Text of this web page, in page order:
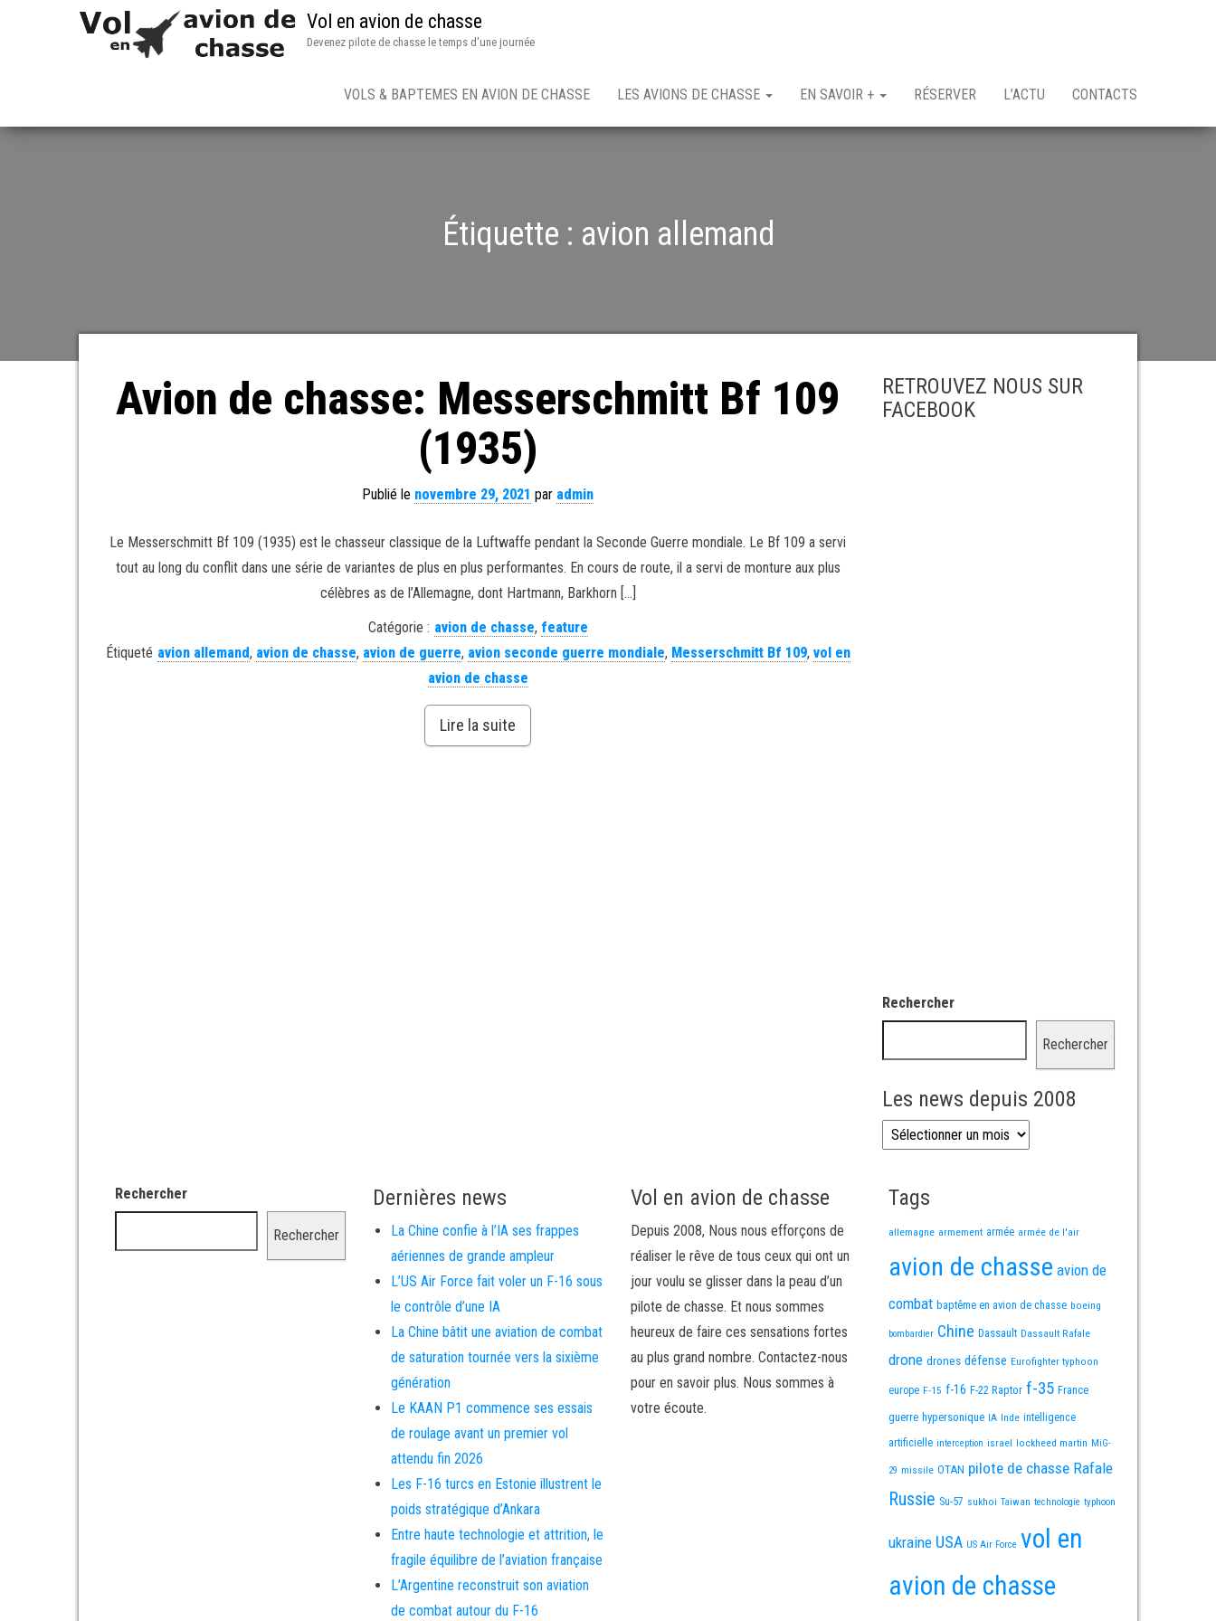
Vol en avion de chasse
Devenez pilote de chasse le temps d'une journée
VOLS & BAPTEMES EN AVION DE CHASSE LES AVIONS DE CHASSE EN SAVOIR + RÉSERVER L’ACTU CONTACTS
Étiquette : avion allemand
Avion de chasse: Messerschmitt Bf 109
(1935)
Publié le novembre 29, 2021 par admin
Le Messerschmitt Bf 109 (1935) est le chasseur classique de la Luftwaffe pendant la Seconde Guerre mondiale. Le Bf 109 a servi
tout au long du conflit dans une série de variantes de plus en plus performantes. En cours de route, il a servi de monture aux plus
célèbres as de l’Allemagne, dont Hartmann, Barkhorn […]
Catégorie : avion de chasse, feature
Étiqueté avion allemand, avion de chasse, avion de guerre, avion seconde guerre mondiale, Messerschmitt Bf 109, vol en
avion de chasse
Lire la suite
RETROUVEZ NOUS SUR
FACEBOOK
Rechercher
Rechercher
Les news depuis 2008
Les news depuis 2008
Rechercher
Rechercher
Dernières news
La Chine confie à l’IA ses frappes
aériennes de grande ampleur
L’US Air Force fait voler un F-16 sous
le contrôle d’une IA
La Chine bâtit une aviation de combat
de saturation tournée vers la sixième
génération
Le KAAN P1 commence ses essais
de roulage avant un premier vol
attendu fin 2026
Les F-16 turcs en Estonie illustrent le
poids stratégique d’Ankara
Entre haute technologie et attrition, le
fragile équilibre de l’aviation française
L’Argentine reconstruit son aviation
de combat autour du F-16
Vol en avion de chasse
Depuis 2008, Nous nous efforçons de
réaliser le rêve de tous ceux qui ont un
jour voulu se glisser dans la peau d’un
pilote de chasse. Et nous sommes
heureux de faire ces sensations fortes
au plus grand nombre. Contactez-nous
pour en savoir plus. Nous sommes à
votre écoute.
Tags
allemagne armement armée armée de l'air
avion de chasse avion de
combat baptême en avion de chasse boeing
bombardier Chine Dassault Dassault Rafale
drone drones défense Eurofighter typhoon
europe F-15 f-16 F-22 Raptor f-35 France
guerre hypersonique IA Inde intelligence
artificielle interception israel lockheed martin MiG-
29 missile OTAN pilote de chasse Rafale
Russie Su-57 sukhoi Taiwan technologie typhoon
ukraine USA US Air Force vol en
avion de chasse